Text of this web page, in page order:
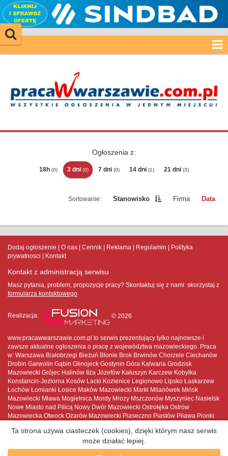
Ogłoszenia z:
18h (0) 3 dni (0) 7 dni (0) 14 dni (1) 21 dni (3)
Stanowisko Firma Data
Dodaj ogłoszenie O nas Cennik Reklama Regulamin
Polityka
prywatnosci
Kontakt
Kontakt z administracją serwisu
Masz pytania, problem, propozycje pracy? Skontaktuj się z nami: skorzystaj z
formularza kontaktowego
Realizacja: © 2026
www.pracawwarszawie.com.pl to serwis prezentujący tylko najnowsze i
zawsze aktualne ogłoszenia o pracę z województwa mazowieckiego. Praca
w: Warszawa Białobrzegi Bieżuń Błonie Brok Brwinów Chorzele Ciechanów
Drobin Garwolin Gąbin Glinojeck Gostynin Góra Kalwaria Grodzisk
Mazowiecki Grójec Halinów Iłża Józefów Kałuszyn Karczew Kobyłka
Konstancin-Jeziorna Kosów Lacki Kozienice Legionowo Lipsko Łaskarzew
Łochów Łomianki Łosice Maków Mazowiecki Marki Milanówek Mińsk
Mazowiecki Mława Mogielnica Mordy Mrozy Mszczonów Myszyniec Nasielsk
Nowe Miasto nad Pilicą Nowy Dwór Mazowiecki Ostrołęka Ostrów
Mazowiecka Otwock Ożarów Mazowiecki Piaseczno Piastów Pilawa Pionki
Raciąż Radom Radzymin Różan Serock Siedlce Sierpc Skaryszew
Sochaczew Sokołów Podlaski Sulejówek Szydłowiec Tarczyn Tłuszcz Warka
Warszawa Węgrów Wołomin Wyszków Wyszogród Wyśmierzyce Zakroczym
Ta strona używa ciasteczek (cookies), dzięki którym nasz serwis
może działać lepiej.